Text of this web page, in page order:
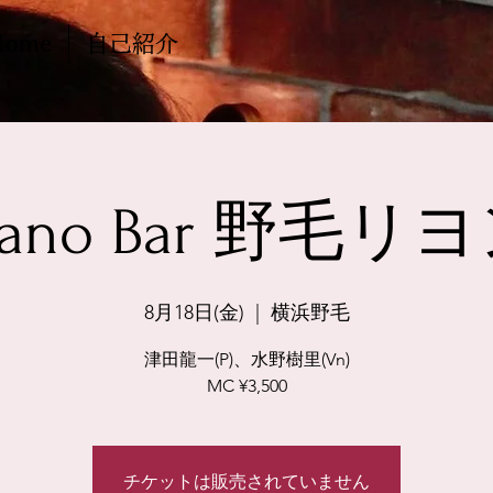
自己紹介
Bar 野毛リ
8月18日(金) 横浜野毛
津田龍一(P)、水野樹里(Vn)
MC ¥3,500
チケットは販売されていません